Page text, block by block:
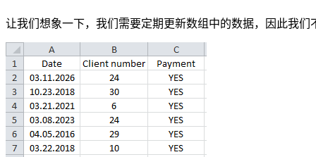
让我们想象一下，我们需要定期更新数组中的数据，因此我们